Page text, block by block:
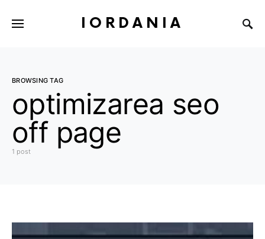
IORDANIA
BROWSING TAG
optimizarea seo
off page
1 post